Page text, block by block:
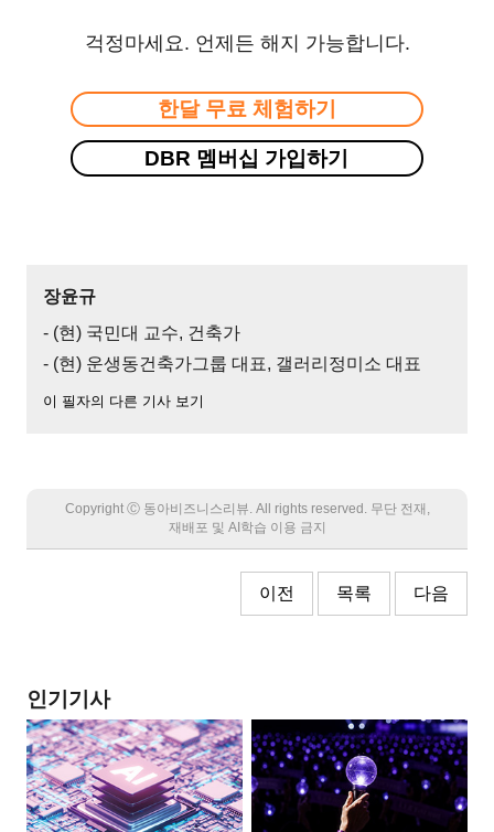
걱정마세요. 언제든 해지 가능합니다.
한달 무료 체험하기
DBR 멤버십 가입하기
장윤규
- (현) 국민대 교수, 건축가
- (현) 운생동건축가그룹 대표, 갤러리정미소 대표
이 필자의 다른 기사 보기
Copyright Ⓒ 동아비즈니스리뷰. All rights reserved. 무단 전재,
재배포 및 AI학습 이용 금지
이전 목록 다음
인기기사